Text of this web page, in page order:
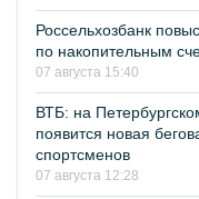
Россельхозбанк
по накопительным
07 августа 15:40
ВТБ: на
появится новая
спортсменов
07 августа 12:28